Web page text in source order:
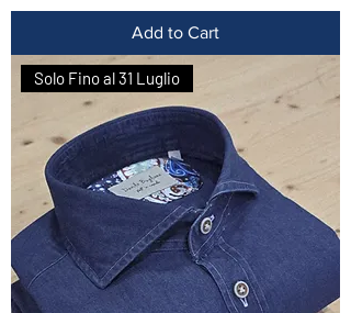
Add to Cart
Solo Fino al 31 Luglio